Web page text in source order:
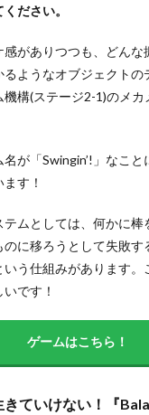
ださい。
感がありつつも、どんな
ようなオブジェクトの
機構(ステージ2-1)のメ
名が「Swingin’!」なこ
す！
テムとしては、何かに
に移ろうとして失敗す
う仕組みがあります。
です！
ゲームはこちら！
ていけない！『